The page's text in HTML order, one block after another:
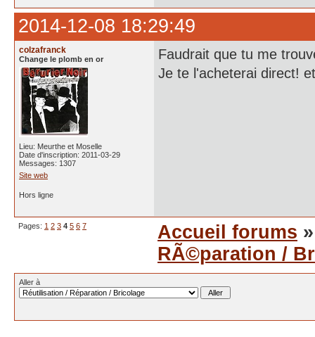
2014-12-08 18:29:49
colzafranck
Change le plomb en or
Lieu: Meurthe et Moselle
Date d'inscription: 2011-03-29
Messages: 1307
Site web
Faudrait que tu me
Je te l'acheterai direct!
Hors ligne
Pages: 1 2 3 4 5 6 7 Accueil forums
RÃ©paration /
Aller à